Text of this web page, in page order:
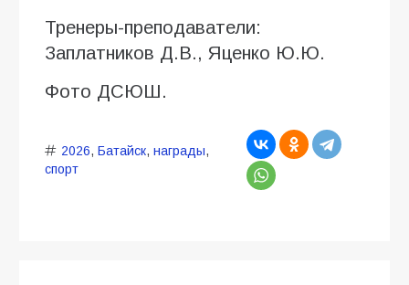
Тренеры-преподаватели:
Заплатников Д.В., Яценко Ю.Ю.
Фото ДСЮШ.
2026, Батайск, награды,
спорт